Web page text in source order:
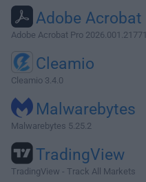
Adobe Acrobat
Adobe Acrobat Pro 2026.001.21771
Cleamio
Cleamio 3.4.0
Malwarebytes
Malwarebytes 5.25.2
TradingView
TradingView - Track All Markets